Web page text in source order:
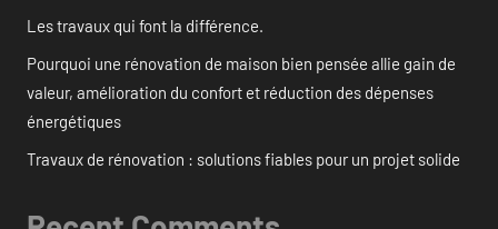
Les travaux qui font la différence.
Pourquoi une rénovation de maison bien pensée allie gain de
valeur, amélioration du confort et réduction des dépenses
énergétiques
Travaux de rénovation : solutions fiables pour un projet solide